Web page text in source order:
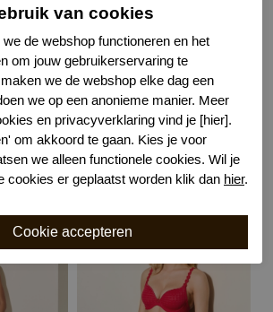
Wit
30 graden niet geschikt voor droger
Hipster
Omvat billen gedeeltelijk
Katoenen kruisje
van cookies
de webshop functioneren en het
om jouw gebruikerservaring te
we de webshop elke dag een
we op een anonieme manier. Meer
en privacyverklaring vind je [hier].
om akkoord te gaan. Kies je voor
we alleen functionele cookies. Wil je
cookies er geplaatst worden klik dan hier.